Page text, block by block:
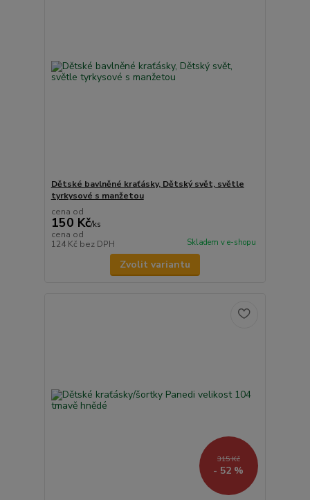
Dětské bavlněné kraťásky, Dětský svět, světle
tyrkysové s manžetou
cena od
150 Kč/ks
cena od
124 Kč bez DPH Skladem v e-shopu
Zvolit variantu
315 Kč
- 52 %